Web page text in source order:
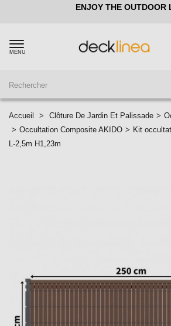
ENJOY THE OUTDOOR
MENU
Accueil > Clôture De Jardin Et Palissade >
> Occultation Composite AKIDO > Kit
L-2,5m H1,23m